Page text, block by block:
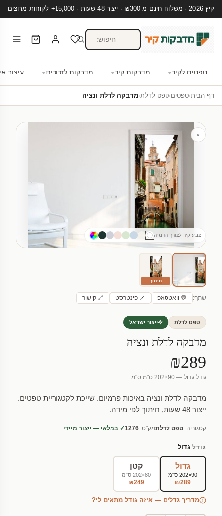
קיץ 2026 · משלוח חינם מ-₪300 · ייצור 48 שעות · 15,000+ לקוחות מרוצים
טפטים לקיר מדבקות קיר מדבקות לזכוכית עיצוב
דף הבית›טפטים›טפט לדלת›מדבקה לדלת ונציה
צבע קיר לצורך הדמיה
חיתוך
שתף: 💬 וואטסאפ 📌 פינטרסט 🔗 קישור
טפט לדלת ייצור ישראל
מדבקה לדלת ונציה
₪289
גודל גדול — 90×202 ס"מ ס"מ
מדבקה לדלת ונציה באיכות פרמיום. שייכת לקטגוריית טפטים.
ייצור 48 שעות, חיתוך לפי מידה.
קטגוריה: טפט לדלתמק"ט: 1276✓ במלאי — ייצור מיידי
גודל גדול
גדול
90×202 ס"מ
₪289
קטן
80×202 ס"מ
₪249
מדריך גדלים — איזה גודל מתאים לי?